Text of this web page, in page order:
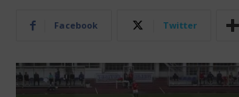
Facebook Twitter